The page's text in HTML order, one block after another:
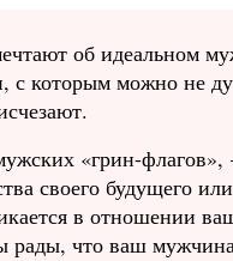
об идеальном
с которым можно не
«грин-
своего будущего
в отношении
рады, что ваш